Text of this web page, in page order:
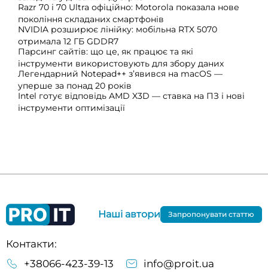
Razr 70 і 70 Ultra офіційно: Motorola показала нове
покоління складаних смартфонів
NVIDIA розширює лінійку: мобільна RTX 5070
отримала 12 ГБ GDDR7
Парсинг сайтів: що це, як працює та які
інструменти використовують для збору даних
Легендарний Notepad++ з’явився на macOS —
уперше за понад 20 років
Intel готує відповідь AMD X3D — ставка на ПЗ і нові
інструменти оптимізації
Контакти:
+38066-423-39-13
info@proit.ua
Наші автори Запропонувати статтю